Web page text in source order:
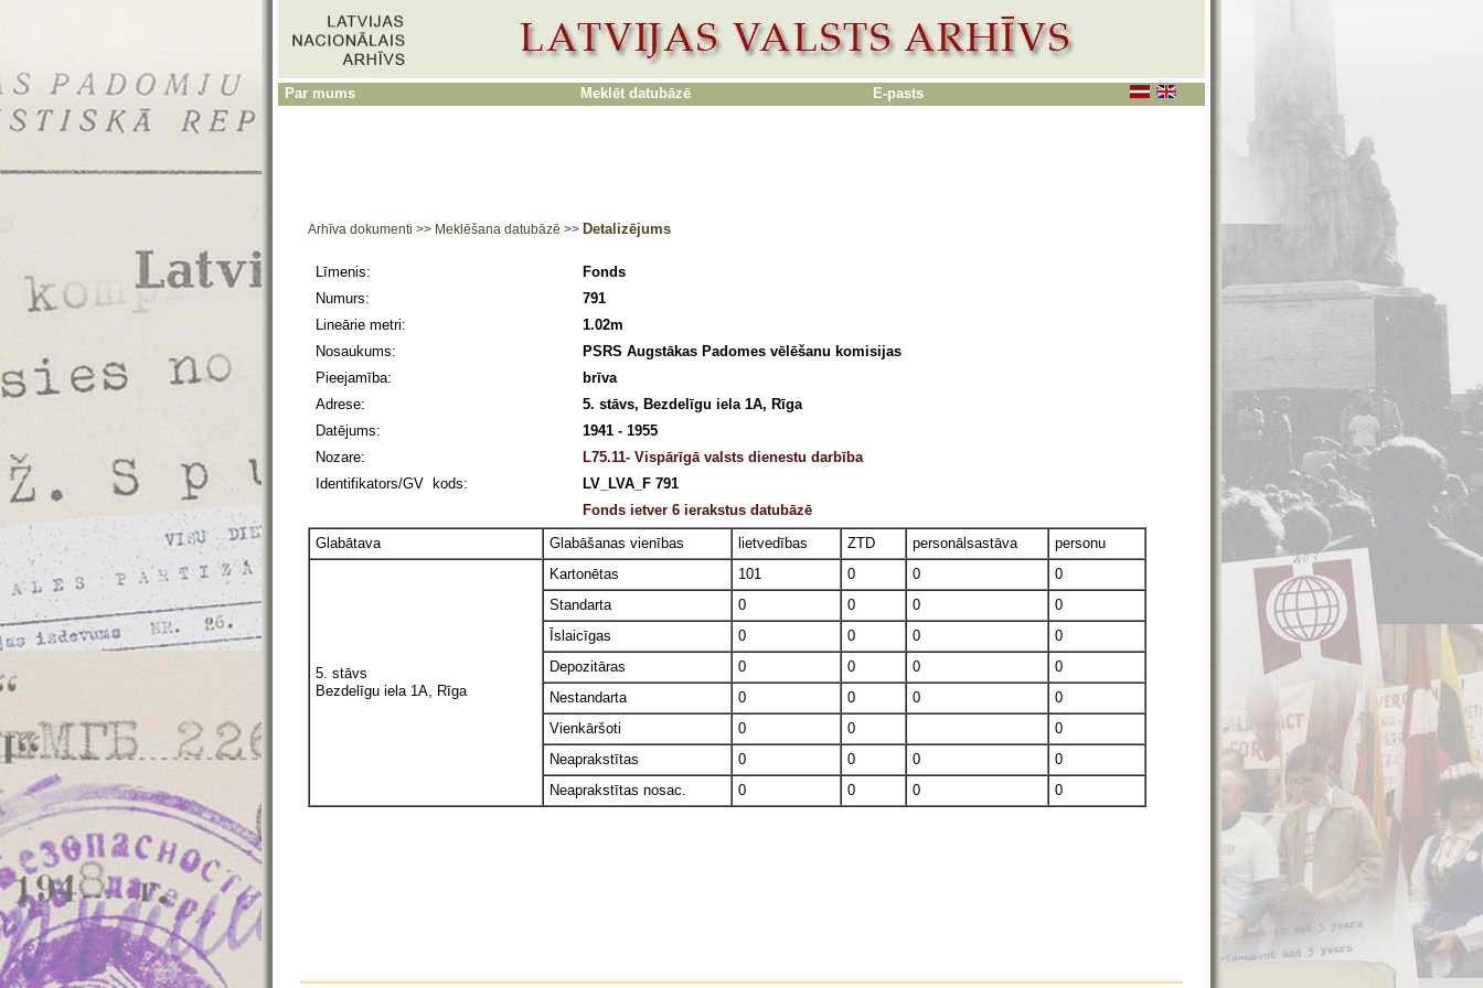
Par mums Meklēt datubāzē E-pasts
Arhīva dokumenti >> Meklēšana datubāzē >> Detalizējums
Līmenis:
Fonds
Numurs:
791
Lineārie metri:
1.02m
Nosaukums:
PSRS Augstākas Padomes vēlēšanu komisijas
Pieejamība:
brīva
Adrese:
5. stāvs, Bezdelīgu iela 1A, Rīga
Datējums:
1941 - 1955
Nozare:
L75.11- Vispārīgā valsts dienestu darbība
Identifikators/GV kods:
LV_LVA_F 791
Fonds ietver 6 ierakstus datubāzē
Glabātava
Glabāšanas vienības lietvedības ZTD personālsastāva personu
5. stāvs
Bezdelīgu iela 1A, Rīga
Kartonētas 101 0 0
0
Standarta
0 0 0
0
Īslaicīgas
0 0 0
0
Depozitāras
0 0 0
0
Nestandarta
0 0 0
0
Vienkāršoti
0 0
0
Neaprakstītas
0 0 0
0
Neaprakstītas nosac.
0 0 0 0